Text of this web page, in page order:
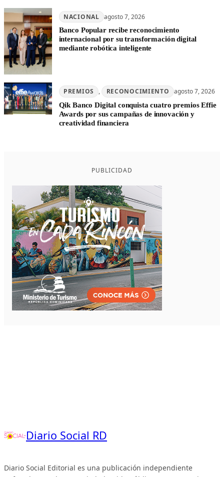
NACIONAL agosto 7, 2026
Banco Popular recibe reconocimiento
internacional por su transformación digital
mediante robótica inteligente
PREMIOS , RECONOCIMIENTO agosto 7, 2026
Qik Banco Digital conquista cuatro premios Effie
Awards por sus campañas de innovación y
creatividad financiera
PUBLICIDAD
Diario Social RD
Diario Social Editorial es una publicación independiente